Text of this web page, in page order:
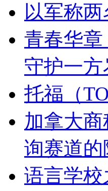
以军称
青春华
守护一
托福（
加拿大
询赛道
语言学